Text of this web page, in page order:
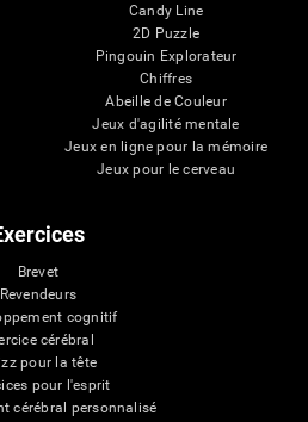
Candy Line
2D Puzzle
Pingouin Explorateur
Chiffres
Abeille de Couleur
Jeux d'agilité mentale
Jeux en ligne pour la mémoire
Jeux pour le cerveau
Brevet
Revendeurs
cognitif
cérébral
pour la tête
pour l'esprit
cérébral personnalisé